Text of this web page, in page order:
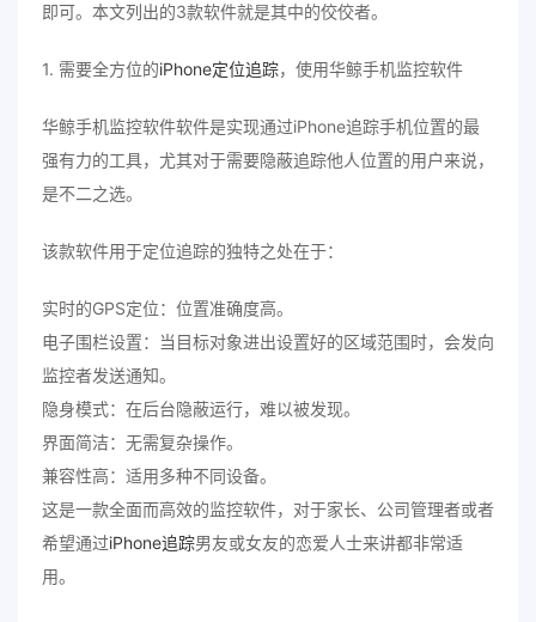
即可。本文列出的3款软件就是其中的佼佼者。
1. 需要全方位的iPhone定位追踪，使用华鲸手机监控软件
华鲸手机监控软件软件是实现通过iPhone追踪手机位置的最
强有力的工具，尤其对于需要隐蔽追踪他人位置的用户来说，
是不二之选。
该款软件用于定位追踪的独特之处在于：
实时的GPS定位：位置准确度高。
电子围栏设置：当目标对象进出设置好的区域范围时，会发向
监控者发送通知。
隐身模式：在后台隐蔽运行，难以被发现。
界面简洁：无需复杂操作。
兼容性高：适用多种不同设备。
这是一款全面而高效的监控软件，对于家长、公司管理者或者
希望通过iPhone追踪男友或女友的恋爱人士来讲都非常适
用。